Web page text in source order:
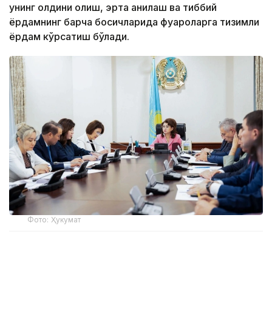
унинг олдини олиш, эрта аниқлаш ва тиббий
ёрдамнинг барча босқичларида фуқароларга тизимли
ёрдам кўрсатиш бўлади.
Фото: Ҳукумат